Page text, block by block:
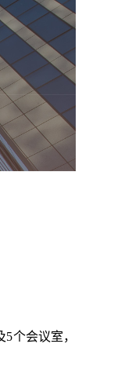
个会议室，